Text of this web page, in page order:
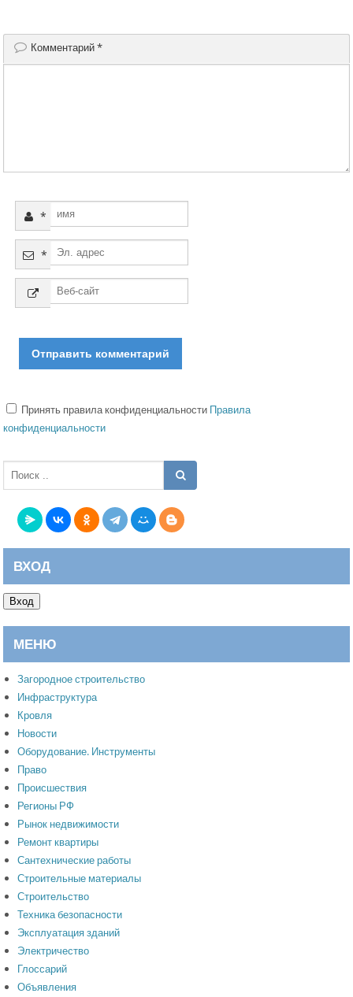
Комментарий*
*
*
Принять правила конфиденциальности Правила
конфиденциальности
ВХОД
Вход
МЕНЮ
Загородное строительство
Инфраструктура
Кровля
Новости
Оборудование. Инструменты
Право
Происшествия
Регионы РФ
Рынок недвижимости
Ремонт квартиры
Сантехнические работы
Строительные материалы
Строительство
Техника безопасности
Эксплуатация зданий
Электричество
Глоссарий
Объявления